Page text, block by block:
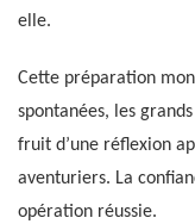
elle.
Cette préparation
spontanées, les
fruit d’une réflexion
aventuriers. La
opération réussie.